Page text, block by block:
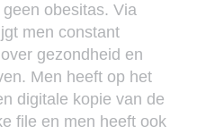
obesitas. Via
men constant
gezondheid en
Men heeft op het
digitale kopie van de
file en men heeft ook